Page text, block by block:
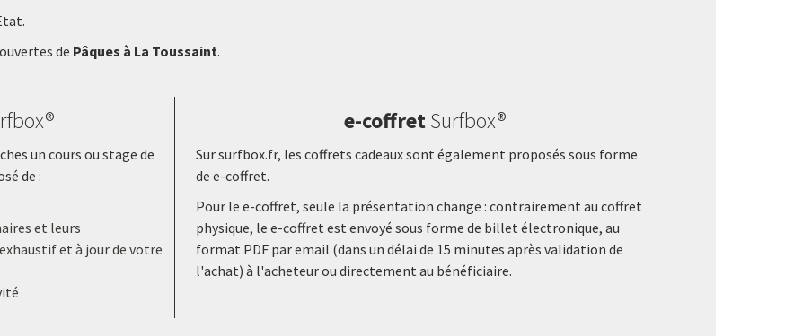
de Pâques à La Toussaint.
un cours ou stage de
de :
et leurs
et à jour de votre
e-coffretSurfbox®
Sur surfbox.fr, les coffrets cadeaux sont également proposés sous forme
de e-coffret.
Pour le e-coffret, seule la présentation change : contrairement au coffret
physique, le e-coffret est envoyé sous forme de billet électronique, au
format PDF par email (dans un délai de 15 minutes après validation de
l'achat) à l'acheteur ou directement au bénéficiaire.